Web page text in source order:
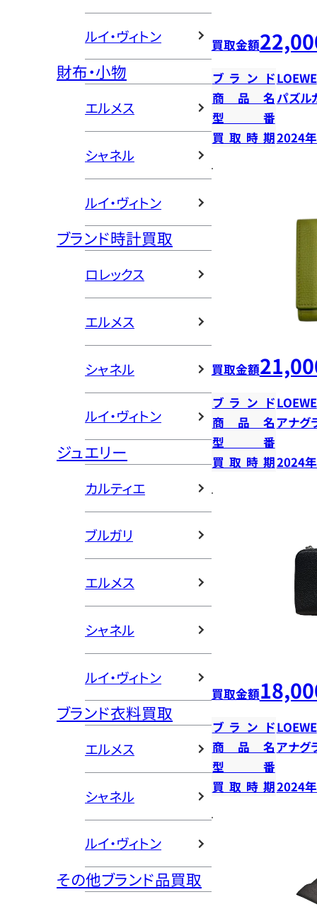
ルイ・ヴィトン
財布・小物
エルメス
シャネル
ルイ・ヴィトン
ブランド時計買取
ロレックス
エルメス
シャネル
ルイ・ヴィトン
ジュエリー
カルティエ
ブルガリ
エルメス
シャネル
ルイ・ヴィトン
ブランド衣料買取
エルメス
シャネル
ルイ・ヴィトン
その他ブランド品買取
買取金額
ブランドLOEWE
商品名パズル
型番
買取時期2024
買取金額
ブランドLOEWE
商品名アナグ
型番
買取時期2024
買取金額
ブランドLOEWE
商品名アナグ
型番
買取時期2024